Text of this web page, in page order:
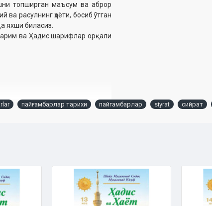
топширган маъсум ва аброр
расулнинг ҳаёти, босиб ўтган
яхши биласиз.
ва Ҳадис шарифлар орқали
ила чоп этилган
мумкин:
пайғамбарлар тарихи пайгамбарлар siyrat сийрат